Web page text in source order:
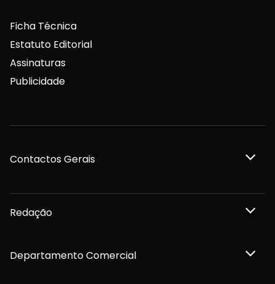
Ficha Técnica
Estatuto Editorial
Assinaturas
Publicidade
Contactos Gerais
Redação
Departamento Comercial